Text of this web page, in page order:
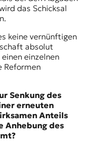
das Schicksal
keine vernünftigen
absolut
einzelnen
Reformen
Senkung des
erneuten
Anteils
Anhebung des